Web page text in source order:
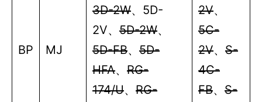
BP MJ
3D-2W、 5D-
2V、 5D-2W、
5D-FB、 5D-
HFA、 RG-
174/U、 RG-
2V、
5C-
2V、 S-
4C-
FB、 S-